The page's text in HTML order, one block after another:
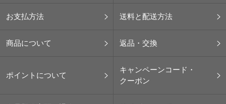
お支払方法 送料と配送方法
商品について 返品・交換
ポイントについて
キャンペーンコード・
クーポン